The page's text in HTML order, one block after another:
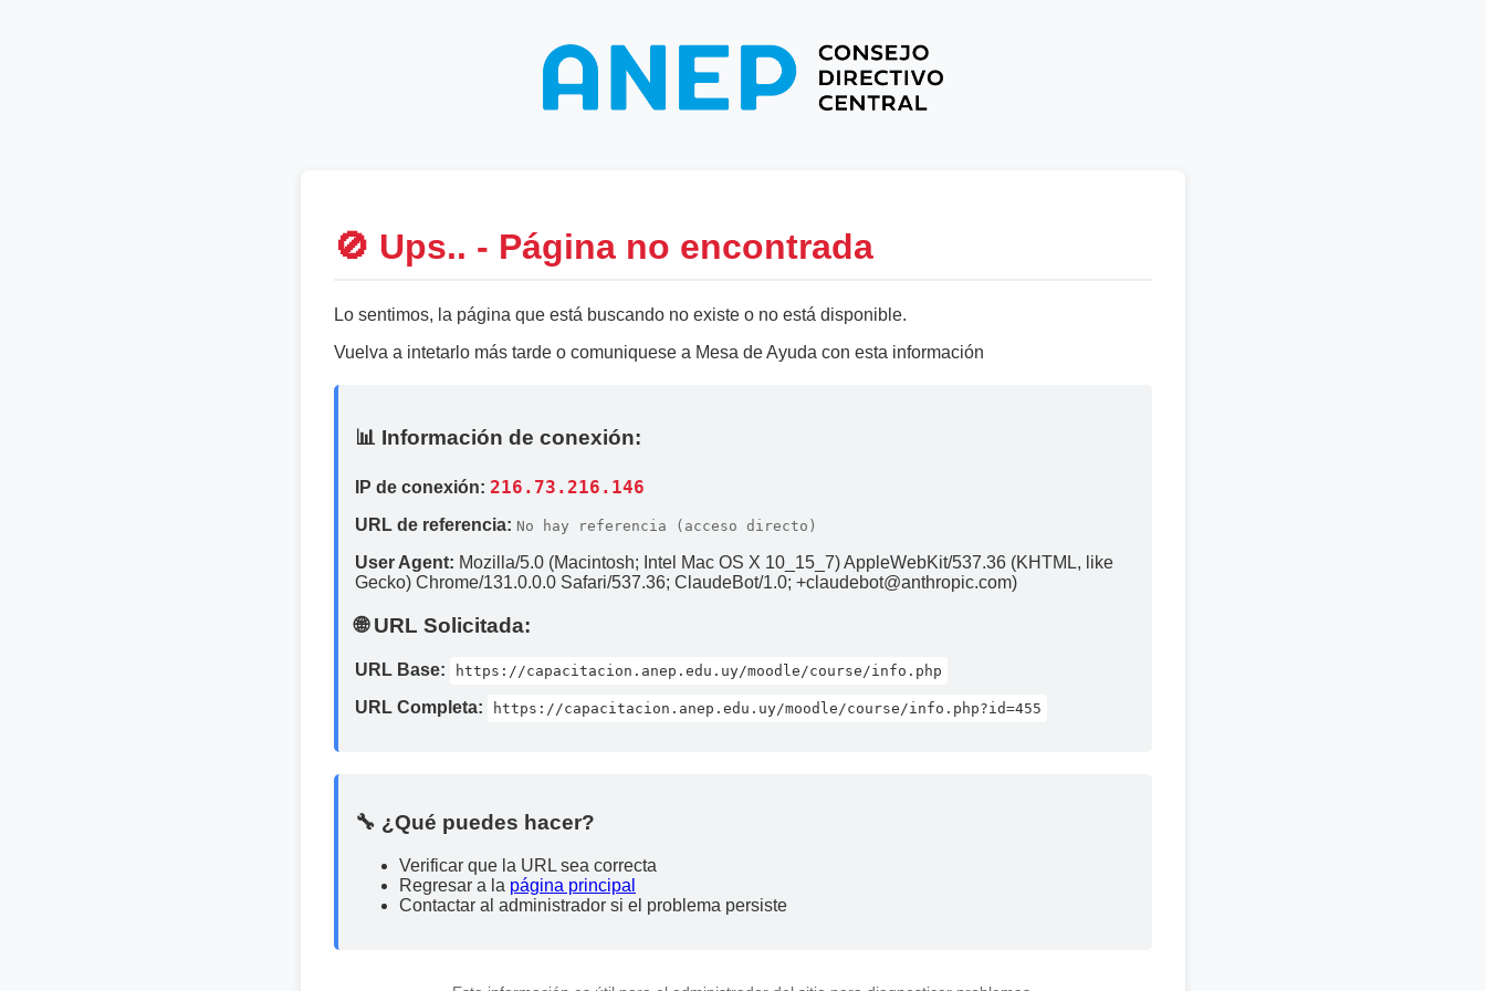
🚫 Ups.. - Página no encontrada
Lo sentimos, la página que está buscando no existe o no está disponible.
Vuelva a intetarlo más tarde o comuniquese a Mesa de Ayuda con esta información
📊 Información de conexión:
IP de conexión: 216.73.216.146
URL de referencia: No hay referencia (acceso directo)
User Agent: Mozilla/5.0 (Macintosh; Intel Mac OS X 10_15_7) AppleWebKit/537.36 (KHTML, like
Gecko) Chrome/131.0.0.0 Safari/537.36; ClaudeBot/1.0; +claudebot@anthropic.com)
🌐 URL Solicitada:
URL Base: https://capacitacion.anep.edu.uy/moodle/course/info.php
URL Completa: https://capacitacion.anep.edu.uy/moodle/course/info.php?id=455
🔧 ¿Qué puedes hacer?
Verificar que la URL sea correcta
Regresar a la página principal
Contactar al administrador si el problema persiste